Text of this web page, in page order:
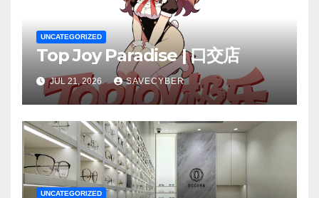
UNCATEGORIZED
Top Joy Paradise | 口交店
JUL 21, 2026 SAVECYBER
UNCATEGORIZED